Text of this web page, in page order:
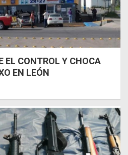
EL CONTROL Y CHOCA
EN LEÓN